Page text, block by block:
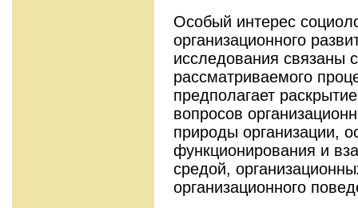
Особый интерес
организационного
исследования связаны
рассматриваемого
предполагает
вопросов
природы организации,
функционирования и
средой,
организационного